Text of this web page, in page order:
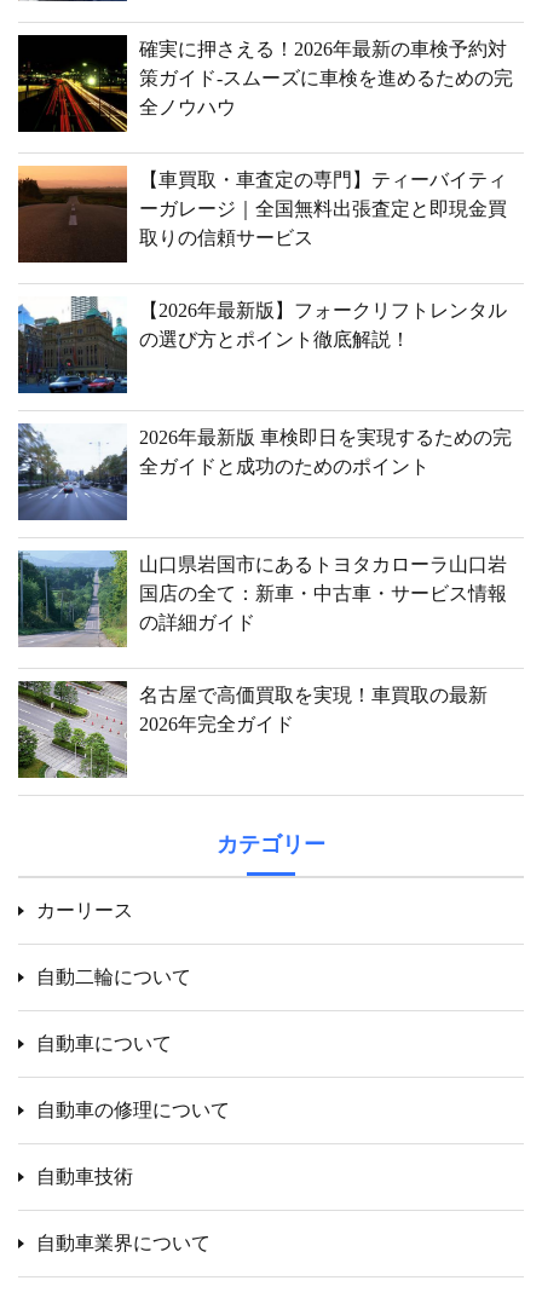
確実に押さえる！2026年最新の車検予約対
策ガイド-スムーズに車検を進めるための完
全ノウハウ
【車買取・車査定の専門】ティーバイティ
ーガレージ｜全国無料出張査定と即現金買
取りの信頼サービス
【2026年最新版】フォークリフトレンタル
の選び方とポイント徹底解説！
2026年最新版 車検即日を実現するための完
全ガイドと成功のためのポイント
山口県岩国市にあるトヨタカローラ山口岩
国店の全て：新車・中古車・サービス情報
の詳細ガイド
名古屋で高価買取を実現！車買取の最新
2026年完全ガイド
カテゴリー
カーリース
自動二輪について
自動車について
自動車の修理について
自動車技術
自動車業界について